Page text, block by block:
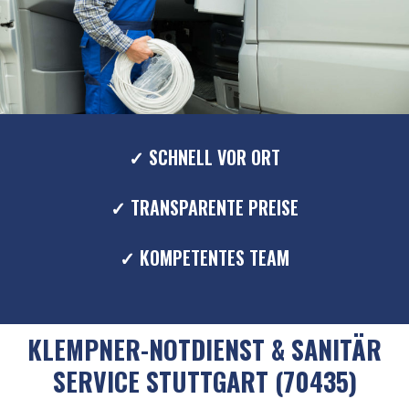
✓ SCHNELL VOR ORT
✓ TRANSPARENTE PREISE
✓ KOMPETENTES TEAM
KLEMPNER-NOTDIENST & SANITÄR
SERVICE STUTTGART (70435)